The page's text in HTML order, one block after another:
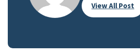
View All Post